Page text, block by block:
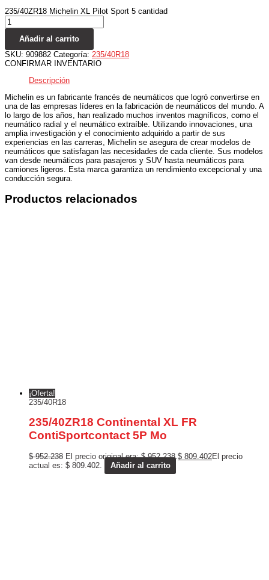
235/40ZR18 Michelin XL Pilot Sport 5 cantidad
Añadir al carrito
SKU: 909882 Categoría: 235/40R18
CONFIRMAR INVENTARIO
Descripción
Michelin es un fabricante francés de neumáticos que logró convertirse en
una de las empresas líderes en la fabricación de neumáticos del mundo. A
lo largo de los años, han realizado muchos inventos magníficos, como el
neumático radial y el neumático extraíble. Utilizando innovaciones, una
amplia investigación y el conocimiento adquirido a partir de sus
experiencias en las carreras, Michelin se asegura de crear modelos de
neumáticos que satisfagan las necesidades de cada cliente. Sus modelos
van desde neumáticos para pasajeros y SUV hasta neumáticos para
camiones ligeros. Esta marca garantiza un rendimiento excepcional y una
conducción segura.
Productos relacionados
¡Oferta!
235/40R18
235/40ZR18 Continental XL FR
ContiSportcontact 5P Mo
$952.238 El precio original era: $ 952.238.$ 809.402El precio
actual es: $ 809.402.
Añadir al carrito